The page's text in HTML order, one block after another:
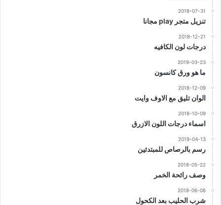
2018-07-31
تنزيل متجر play مجانا
2018-12-21
درجات لون الكافيه
2019-03-23
ما هو ورق كانسون
2018-12-09
الوان تليق مع الاوف وايت
2018-10-09
اسماء درجات اللون الازرق
2019-04-13
رسم بالرصاص للمبتدئين
2018-05-22
وصف رائحة الخمر
2018-06-06
شرب الحليب بعد الكحول